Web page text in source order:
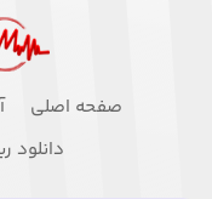
صفحه اصلی
دانلود